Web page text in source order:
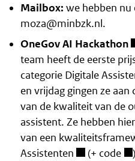
Mailbox: we hebben nu
moza@minbzk.nl.
OneGov AI Hackathon
team heeft de eerste
categorie Digitale
en vrijdag gingen ze
van de kwaliteit van de
assistent. Ze hebben
van een
Assistenten
(+ code